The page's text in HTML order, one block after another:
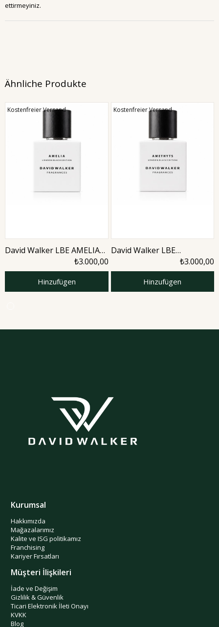
ettirmeyiniz.
Ähnliche Produkte
David Walker LBE AMELIA
₺3.000,00
Hinzufügen
Kostenfreier Versand
David Walker LBE
AMETHYTS 50ML Unisex
Parfüm
₺3.000,00
Hinzufügen
Kostenfreier Versand
Kurumsal
Hakkımızda
Mağazalarımız
Kalite ve ISG politikamız
Franchising
Kariyer Fırsatları
Müşteri İlişkileri
İade ve Değişim
Gizlilik & Güvenlik
Ticari Elektronik İleti Onayı
KVKK
Blog